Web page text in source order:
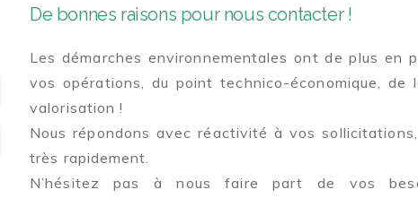
De bonnes raisons pour nous contacter !
Les démarches environnementales ont de plus en
vos opérations, du point technico-économique, de
valorisation !
Nous répondons avec réactivité à vos
très rapidement.
N’hésitez pas à nous faire part de vos